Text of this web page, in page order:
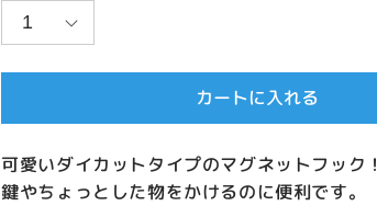
カートに入れる
可愛いダイカットタイプのマグネットフック！
鍵やちょっとした物をかけるのに便利です。